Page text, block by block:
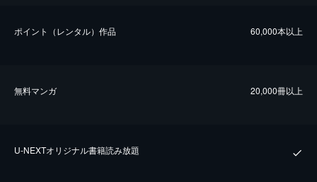
ポイント（レンタル）作品 60,000本以上
無料マンガ 20,000冊以上
U-NEXTオリジナル書籍読み放題